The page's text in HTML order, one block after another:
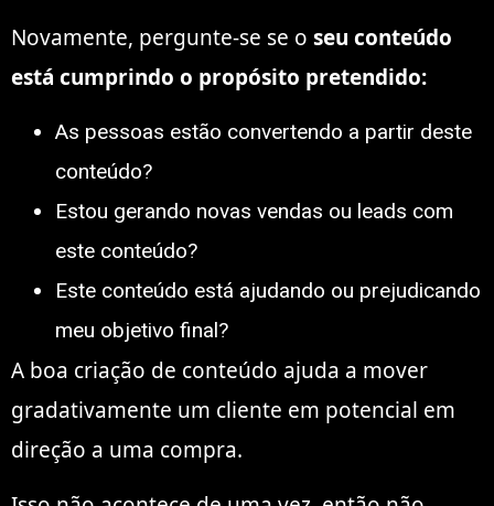
Novamente, pergunte-se se o seu conteúdo
está cumprindo o propósito pretendido:
As pessoas estão convertendo a partir deste
conteúdo?
Estou gerando novas vendas ou leads com
este conteúdo?
Este conteúdo está ajudando ou prejudicando
meu objetivo final?
A boa criação de conteúdo ajuda a mover
gradativamente um cliente em potencial em
direção a uma compra.